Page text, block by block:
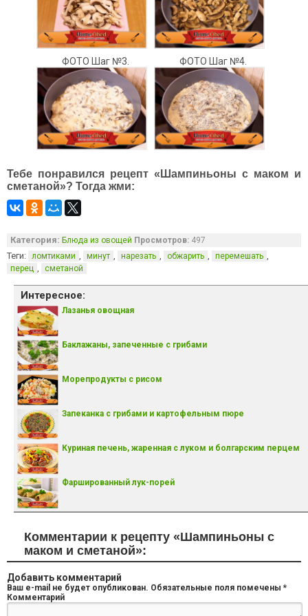
ФОТО Шаг №3. ФОТО Шаг №4.
Тебе понравился рецепт «Шампиньоны с маком и
сметаной»? Тогда жми:
Категория: Блюда из овощей Просмотров: 497
Теги: ломтиками , минут , нарезать , обжарить , перемешать ,
перец , сметаной
Интересное:
Лазанья овощная
Баклажаны, запеченные с грибами
Морепродукты с рисом
Запеканка с грибами и картофельным пюре
Куриная печень, жаренная с луком и болгарским перцем
Фаршированный лук-порей
Комментарии к рецепту «Шампиньоны с
маком и сметаной»:
Добавить комментарий
Ваш e-mail не будет опубликован. Обязательные поля помечены *
Комментарий